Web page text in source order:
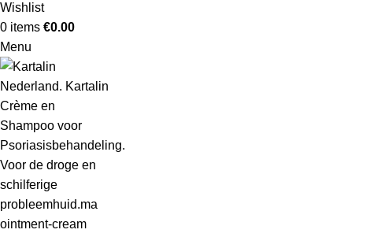
Wishlist
0 items €0.00
Menu